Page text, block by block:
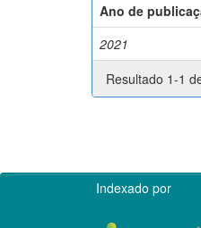
Ano de
2021
Resultado 1-1
Indexado por